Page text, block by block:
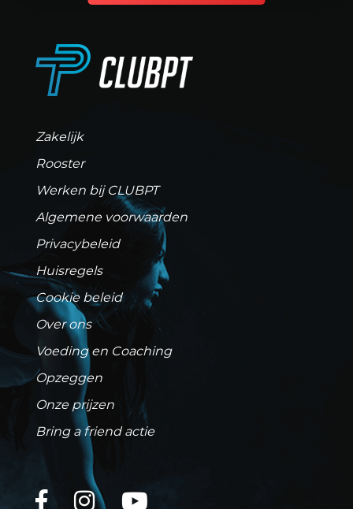
Zakelijk
Rooster
Werken bij CLUBPT
Algemene voorwaarden
Privacybeleid
Huisregels
Cookie beleid
Over ons
Voeding en Coaching
Opzeggen
Onze prijzen
Bring a friend actie